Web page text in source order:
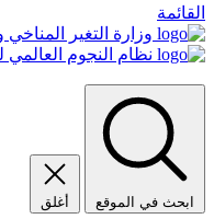
القائمة
وزارة التغير المناخي
نظام النجوم
ابحث في الموقع أغلق